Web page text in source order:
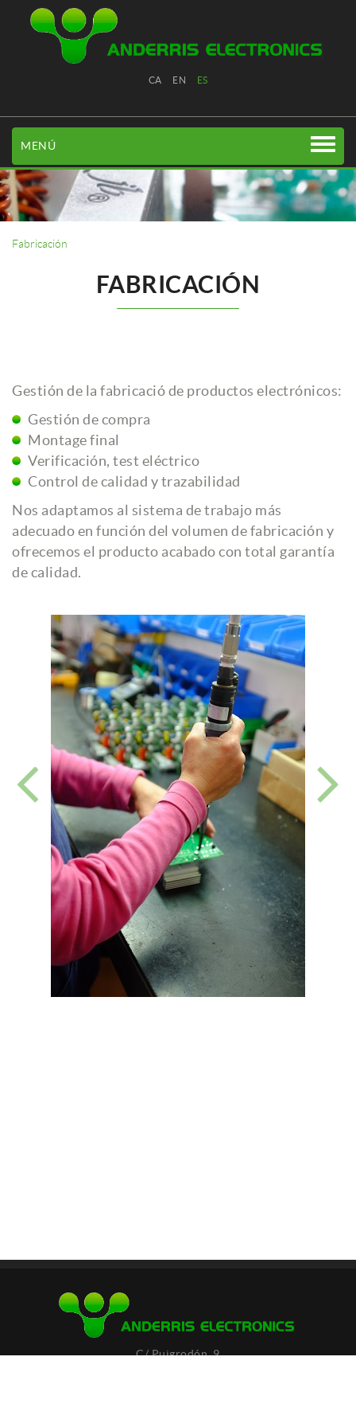
CA EN ES
MENÚ
Fabricación
FABRICACIÓN
Gestión de la fabricació de productos electrónicos:
Gestión de compra
Montage final
Verificación, test eléctrico
Control de calidad y trazabilidad
Nos adaptamos al sistema de trabajo más
adecuado en función del volumen de fabricación y
ofrecemos el producto acabado con total garantía
de calidad.
Previous
C/ Puigrodón, 9